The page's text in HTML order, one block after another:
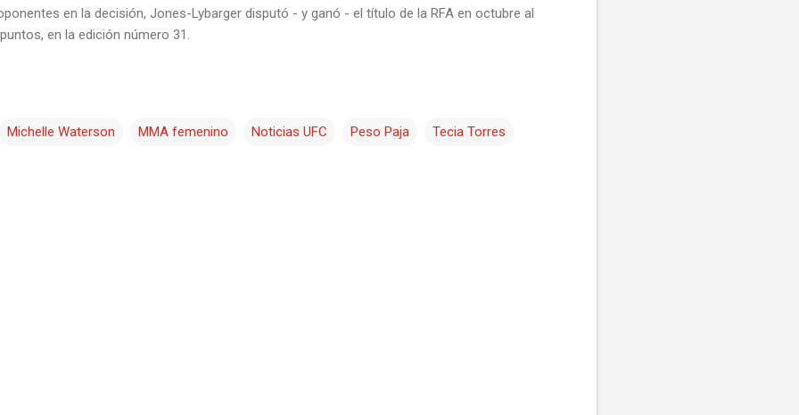
en la decisión, Jones-Lybarger disputó - y ganó - el título de la RFA en octubre al
en la edición número 31.
Michelle Waterson MMA femenino Noticias UFC Peso Paja Tecia Torres